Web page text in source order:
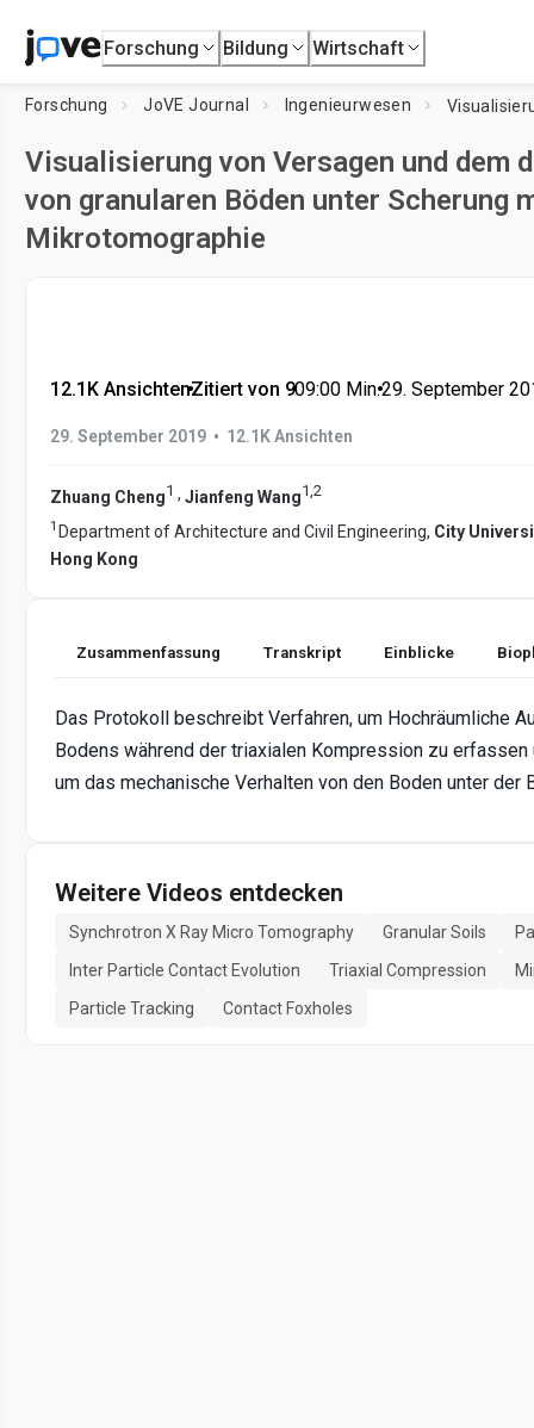
Forschung Bildung Wirtschaft
Forschung JoVE Journal Ingenieurwesen
Visualisierung von Versagen und dem
von granularen Böden unter Scherung
Mikrotomographie
12.1K Ansichten•Zitiert von 9•09:00 Min.•29. September
29. September 2019 • 12.1K Ansichten
Zhuang Cheng1 , Jianfeng Wang1,2
1 Department of Architecture and Civil Engineering, City
Hong Kong
Zusammenfassung Transkript Einblicke
Das Protokoll beschreibt Verfahren, um Hochräumliche
Bodens während der triaxialen Kompression zu
um das mechanische Verhalten von den Boden unter der
Weitere Videos entdecken
Synchrotron X Ray Micro Tomography Granular Soils
Inter Particle Contact Evolution
Triaxial Compression
Particle Tracking
Contact Foxholes